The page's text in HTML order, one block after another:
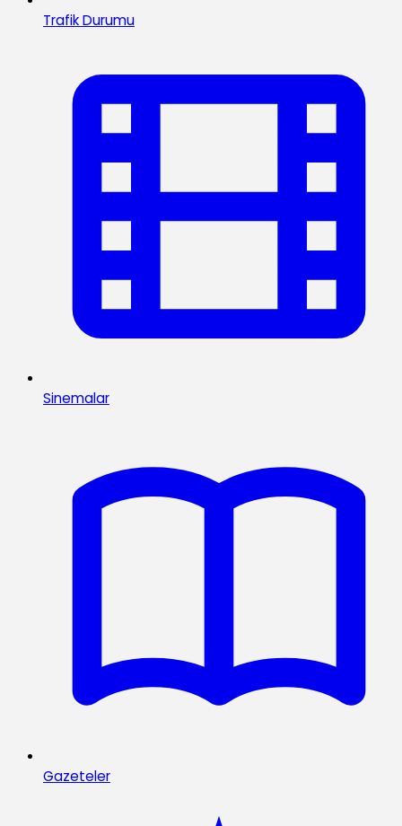
Trafik Durumu
Sinemalar
Gazeteler